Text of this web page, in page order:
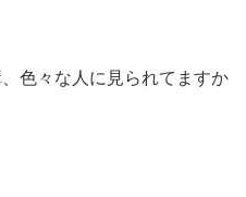
色々な人に見られてますか